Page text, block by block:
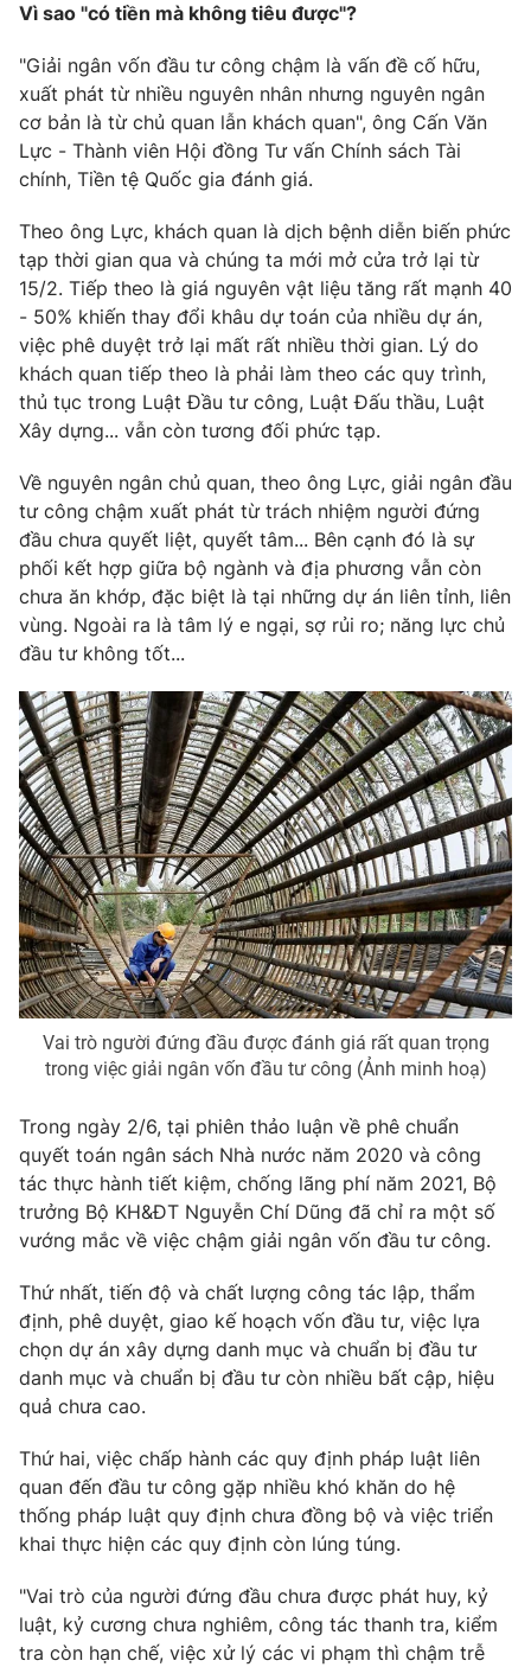
® Cấm sao chép dưới mọi hình thức nếu không có sự chấp
thuận bằng văn bản. Ghi rõ nguồn VTV.vn khi phát hành lại
thông tin từ website này.
Vì sao "có tiền mà không tiêu được"?
"Giải ngân vốn đầu tư công chậm là vấn đề cố hữu,
xuất phát từ nhiều nguyên nhân nhưng nguyên ngân
cơ bản là từ chủ quan lẫn khách quan", ông Cấn Văn
Lực - Thành viên Hội đồng Tư vấn Chính sách Tài
chính, Tiền tệ Quốc gia đánh giá.
Theo ông Lực, khách quan là dịch bệnh diễn biến phức
tạp thời gian qua và chúng ta mới mở cửa trở lại từ
15/2. Tiếp theo là giá nguyên vật liệu tăng rất mạnh 40
- 50% khiến thay đổi khâu dự toán của nhiều dự án,
việc phê duyệt trở lại mất rất nhiều thời gian. Lý do
khách quan tiếp theo là phải làm theo các quy trình,
thủ tục trong Luật Đầu tư công, Luật Đấu thầu, Luật
Xây dựng... vẫn còn tương đối phức tạp.
Về nguyên ngân chủ quan, theo ông Lực, giải ngân đầu
tư công chậm xuất phát từ trách nhiệm người đứng
đầu chưa quyết liệt, quyết tâm... Bên cạnh đó là sự
phối kết hợp giữa bộ ngành và địa phương vẫn còn
chưa ăn khớp, đặc biệt là tại những dự án liên tỉnh, liên
vùng. Ngoài ra là tâm lý e ngại, sợ rủi ro; năng lực chủ
đầu tư không tốt...
Vai trò người đứng đầu được đánh giá rất quan trọng
trong việc giải ngân vốn đầu tư công (Ảnh minh hoạ)
Trong ngày 2/6, tại phiên thảo luận về phê chuẩn
quyết toán ngân sách Nhà nước năm 2020 và công
tác thực hành tiết kiệm, chống lãng phí năm 2021, Bộ
trưởng Bộ KH&ĐT Nguyễn Chí Dũng đã chỉ ra một số
vướng mắc về việc chậm giải ngân vốn đầu tư công.
Thứ nhất, tiến độ và chất lượng công tác lập, thẩm
định, phê duyệt, giao kế hoạch vốn đầu tư, việc lựa
chọn dự án xây dựng danh mục và chuẩn bị đầu tư
danh mục và chuẩn bị đầu tư còn nhiều bất cập, hiệu
quả chưa cao.
Thứ hai, việc chấp hành các quy định pháp luật liên
quan đến đầu tư công gặp nhiều khó khăn do hệ
thống pháp luật quy định chưa đồng bộ và việc triển
khai thực hiện các quy định còn lúng túng.
"Vai trò của người đứng đầu chưa được phát huy, kỷ
luật, kỷ cương chưa nghiêm, công tác thanh tra, kiểm
tra còn hạn chế, việc xử lý các vi phạm thì chậm trễ